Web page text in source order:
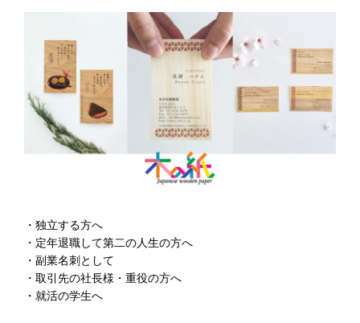
・独立する方へ
・定年退職して第二の人生の方へ
・副業名刺として
・取引先の社長様・重役の方へ
・就活の学生へ